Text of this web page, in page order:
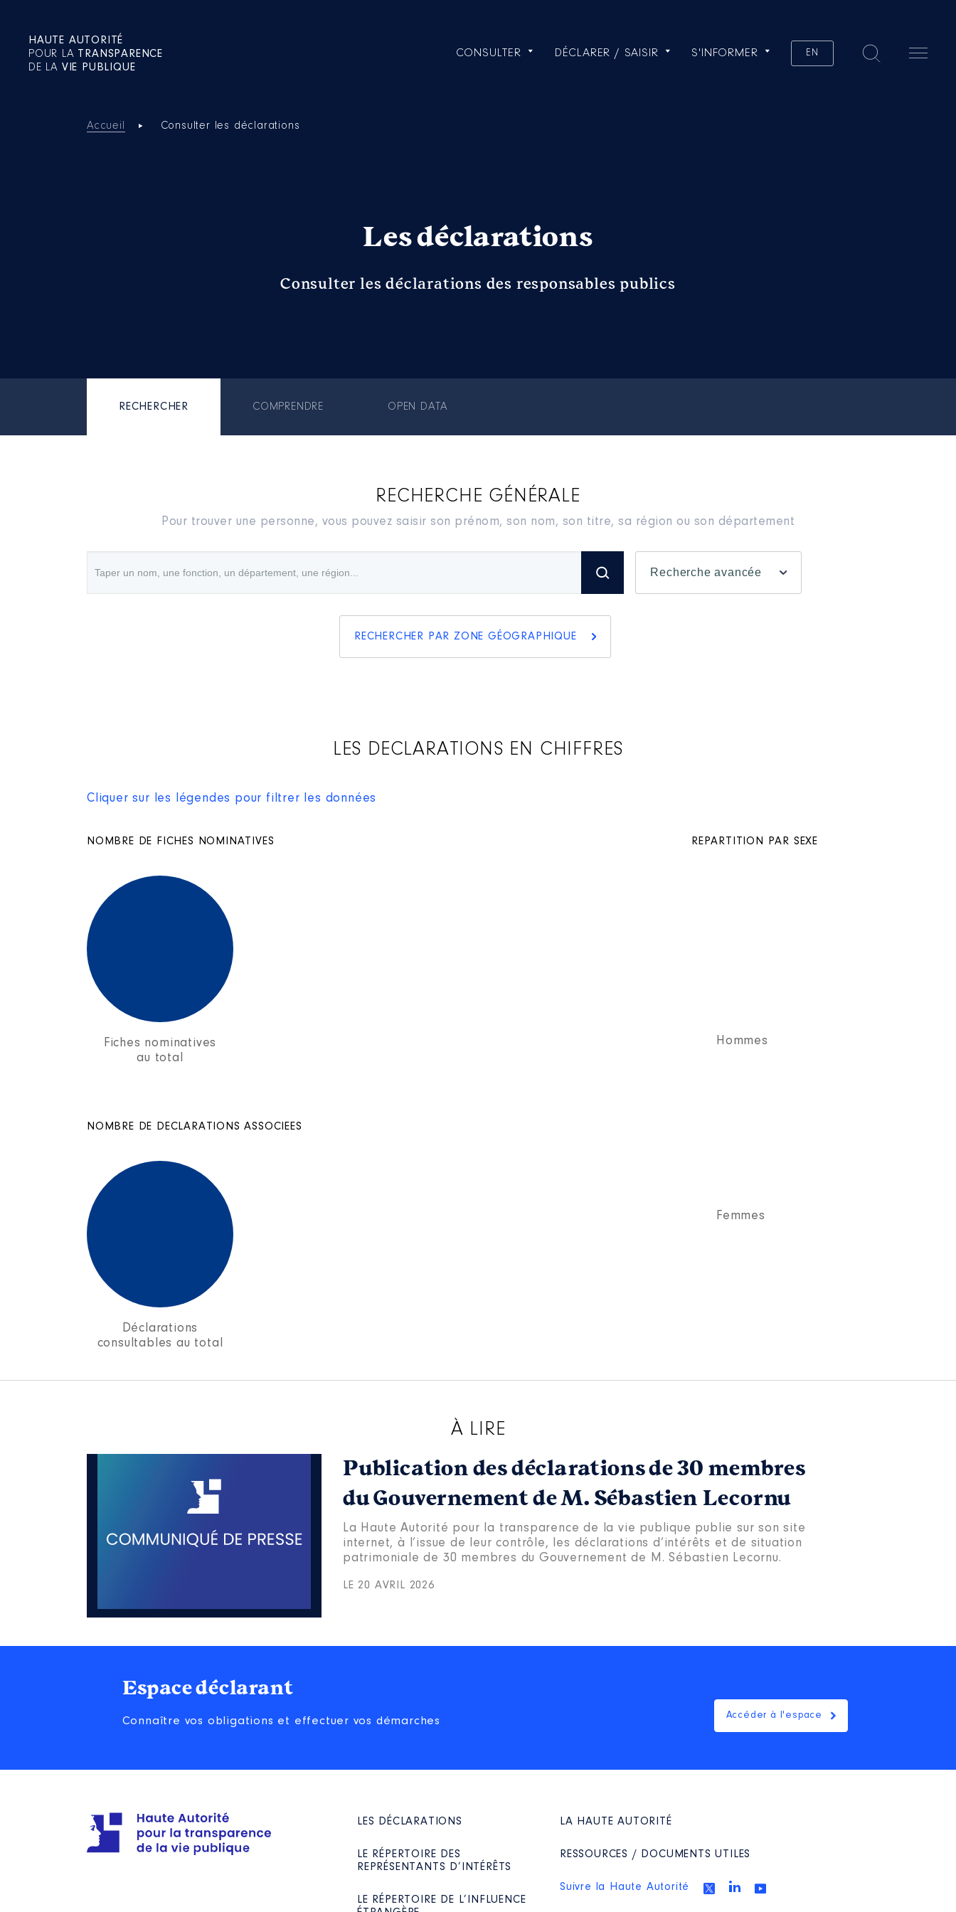
HAUTE AUTORITÉ
POUR LA TRANSPARENCE
DE LA VIE PUBLIQUE
CONSULTER DÉCLARER / SAISIR S'INFORMER EN
Accueil Consulter les déclarations
Les déclarations
Consulter les déclarations des responsables publics
RECHERCHER COMPRENDRE OPEN DATA
RECHERCHE GÉNÉRALE
Pour trouver une personne, vous pouvez saisir son prénom, son nom, son titre, sa région ou son département
Recherche avancée
RECHERCHER PAR ZONE GÉOGRAPHIQUE
LES DECLARATIONS EN CHIFFRES
Cliquer sur les légendes pour filtrer les données
NOMBRE DE FICHES NOMINATIVES
Fiches nominatives
au total
NOMBRE DE DECLARATIONS ASSOCIEES
Déclarations
consultables au total
REPARTITION PAR SEXE
Hommes
Femmes
À LIRE
Publication des déclarations de 30 membres
du Gouvernement de M. Sébastien Lecornu
La Haute Autorité pour la transparence de la vie publique publie sur son site
internet, à l’issue de leur contrôle, les déclarations d’intérêts et de situation
patrimoniale de 30 membres du Gouvernement de M. Sébastien Lecornu.
LE 20 AVRIL 2026
Espace déclarant
Connaître vos obligations et effectuer vos démarches Accéder à l'espace
LES DÉCLARATIONS
LE RÉPERTOIRE DES
REPRÉSENTANTS D’INTÉRÊTS
LE RÉPERTOIRE DE L’INFLUENCE
LA HAUTE AUTORITÉ
RESSOURCES / DOCUMENTS UTILES
Suivre la Haute Autorité